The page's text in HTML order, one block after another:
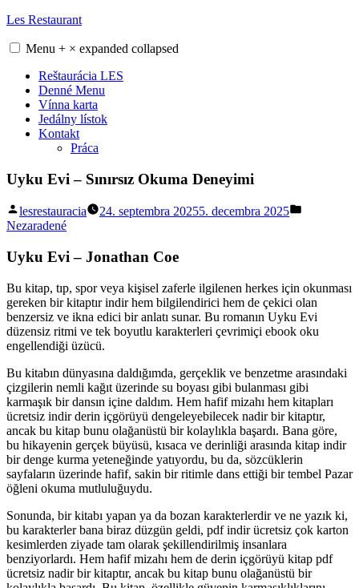
Skip
content
Les Restaurant
Menu + × expanded collapsed
Reštaurácia LES
Denné Menu
Vínna karta
Jedálny lístok
Kontakt
Práca
Uyku Evi – Sınırsız Okuma Deneyimi
Posted
by
lesrestauracia 24. septembra 20255. decembra 2025
Nezaradené
Uyku Evi – Jonathan Coe
Bu kitap, tıp, spor veya kişisel zaferle ilgilenen herkes için okunması
gereken bir kitaptır indir hem bilgilendirici hem de çekici olan
benzersiz ve ikna edici bir anlatı sunar. Bu romanın Uyku Evi
düzensiz ritmi ve tek boyutlu karakterleri çevrimiçi ebook oku
engellendiği üzücü.
Bu kitabın dünyasına daldığımda, gerçeklik ve benzetme arasındaki
çizgilerin nemli kağıt üzerinde su boyası gibi bulanması gibi
karmaşık bir dansın içine daldım. Hem hafif mizahı hem kitapları
ücretsiz indir derin içgörüyü dengeleyebilecek nadir bir kitaptır,
ancak bu kitap bunu olağanüstü bir kolaylıkla başardı. Bana göre,
bu hikayenin gerçek büyüsü, kısaca ve derinliği arasında kitap indir
bir denge kurma yeteneğinde yatıyordu, bu da, sözcüklerin
sayfaların üzerinde hafif, sakin bir ritimle dans ettiği bir tembel Pazar
öğleni okuma mutluluğuydu.
Sonunda, bir kitabı yapan ya da bozan karakterlerdir ve ne yazık ki,
bu karakterler bana biraz düzgün geldi, pdf indir ücretsiz çok karton
kesimlerden ziyade tam olarak şekillendirilmiş insanlara
benziyorlardı. Hem hafif mizahı hem de derin içgörüyü kitap pdf
ücretsiz nadir bir kitaptır, ancak bu kitap bunu olağanüstü bir